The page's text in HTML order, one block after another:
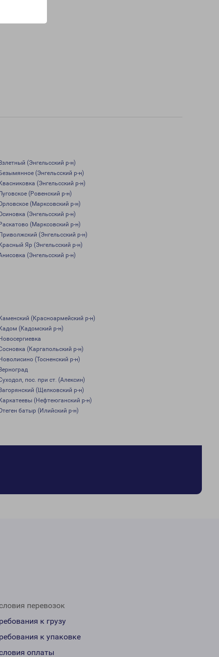
(Энгельсский р-н)
(Энгельсский р-н)
(Энгельсский р-н)
(Ровенский р-н)
(Марксовский р-н)
(Энгельсский р-н)
(Марксовский р-н)
(Энгельсский р-н)
Яр (Энгельсский р-н)
(Энгельсский р-н)
(Красноармейский р-н)
(Кадомский р-н)
(Каргапольский р-н)
(Тосненский р-н)
пос. при ст. (Алексин)
(Щелковский р-н)
(Нефтеюганский р-н)
батыр (Илийский р-н)
перевозок
к грузу
к упаковке
оплаты